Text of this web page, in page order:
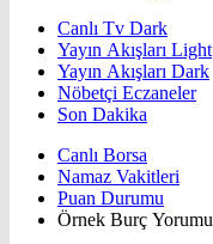
Canlı Tv Dark
Yayın Akışları Light
Yayın Akışları Dark
Nöbetçi Eczaneler
Son Dakika
Canlı Borsa
Namaz Vakitleri
Puan Durumu
Örnek Burç Yorumu